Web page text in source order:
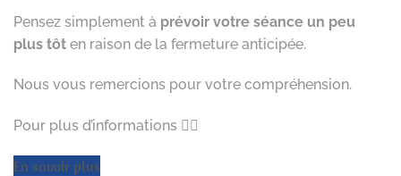
Pensez simplement à prévoir votre séance un peu
plus tôt en raison de la fermeture anticipée.
Nous vous remercions pour votre compréhension.
Pour plus d’informations 👇🏻
En savoir plus